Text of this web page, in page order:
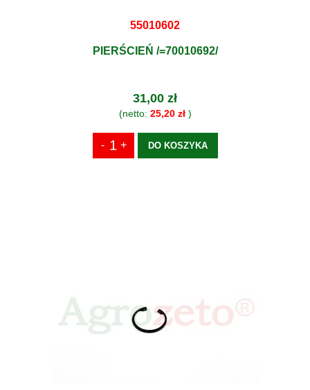
55010602
PIERŚCIEŃ /=70010692/
31,00 zł
(netto: 25,20 zł)
DO KOSZYKA